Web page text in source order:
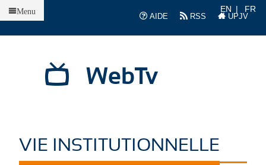
AIDE
RSS UPJV
EN FR
WebTv
Menu
VIE INSTITUTIONNELLE